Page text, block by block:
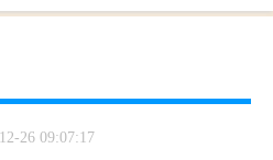
26 09:07:17